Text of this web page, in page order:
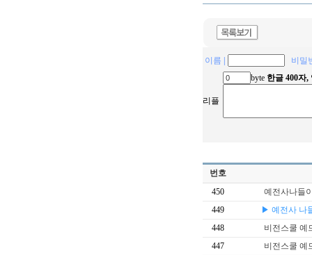
이름
비밀
byte 한글 400자
리플
번호
450
예전사나들
449
▶ 예전사 나
448
비전스쿨 예
447
비전스쿨 예